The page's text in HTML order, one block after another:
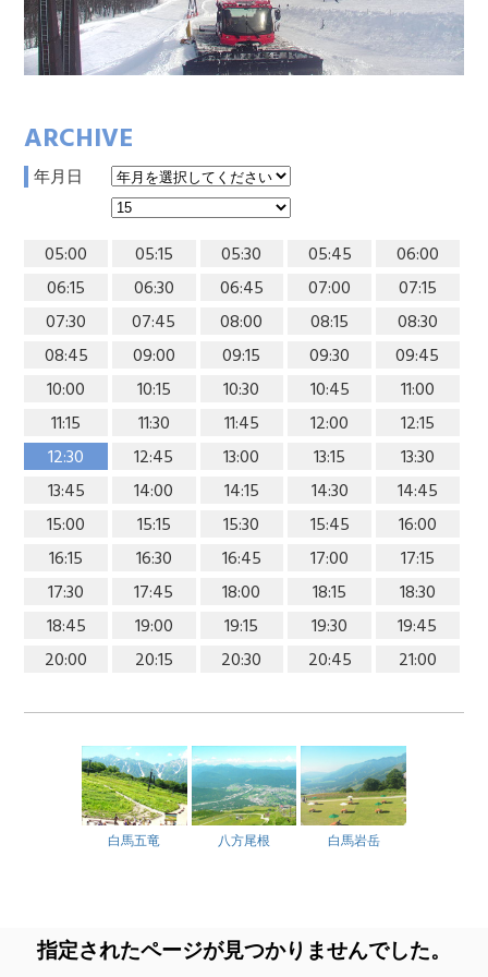
ARCHIVE
年月日
05:00 05:15 05:30 05:45
06:00
06:15
06:30 06:45 07:00
07:15
07:30
07:45 08:00 08:15
08:30
08:45
09:00 09:15 09:30
09:45
10:00
10:15 10:30 10:45
11:00
11:15
11:30 11:45 12:00
12:15
12:30
12:45 13:00 13:15
13:30
13:45
14:00 14:15 14:30
14:45
15:00
15:15 15:30 15:45
16:00
16:15
16:30 16:45 17:00
17:15
17:30
17:45 18:00 18:15
18:30
18:45
19:00 19:15 19:30
19:45
20:00
20:15 20:30 20:45 21:00
白馬五竜 八方尾根 白馬岩岳